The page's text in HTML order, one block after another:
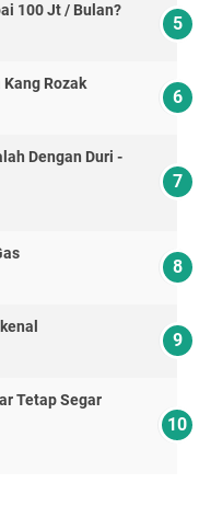
100 Jt / Bulan?
Rozak
Dengan Duri -
Tetap Segar